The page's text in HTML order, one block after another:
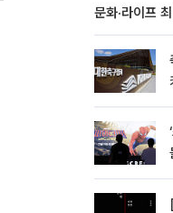
문화·라이프